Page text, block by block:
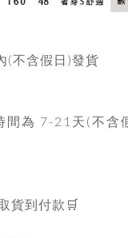
(不含假日)發貨
間為 7-21天 (不含
貨到付款🛒